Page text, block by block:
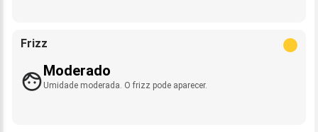
Frizz
Moderado
Umidade moderada. O frizz pode aparecer.